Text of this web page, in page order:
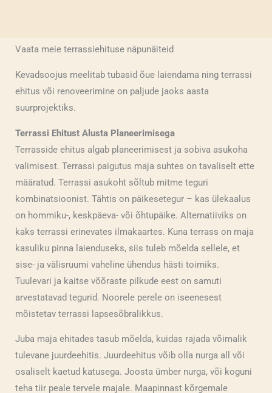
Vaata meie terrassiehituse näpunäiteid
Kevadsoojus meelitab tubasid õue laiendama ning terrassi
ehitus või renoveerimine on paljude jaoks aasta
suurprojektiks.
Terrassi Ehitust Alusta Planeerimisega
Terrasside ehitus algab planeerimisest ja sobiva asukoha
valimisest. Terrassi paigutus maja suhtes on tavaliselt ette
määratud. Terrassi asukoht sõltub mitme teguri
kombinatsioonist. Tähtis on päikesetegur – kas ülekaalus
on hommiku-, keskpäeva- või õhtupäike. Alternatiiviks on
kaks terrassi erinevates ilmakaartes. Kuna terrass on maja
kasuliku pinna laienduseks, siis tuleb mõelda sellele, et
sise- ja välisruumi vaheline ühendus hästi toimiks.
Tuulevari ja kaitse võõraste pilkude eest on samuti
arvestatavad tegurid. Noorele perele on iseenesest
mõistetav terrassi lapsesõbralikkus.
Juba maja ehitades tasub mõelda, kuidas rajada võimalik
tulevane juurdeehitis. Juurdeehitus võib olla nurga all või
osaliselt kaetud katusega. Joosta ümber nurga, või koguni
teha tiir peale tervele majale. Maapinnast kõrgemale